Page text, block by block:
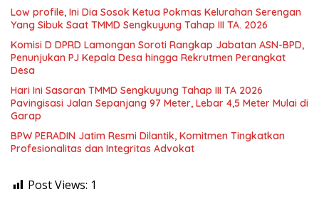
Low profile, Ini Dia Sosok Ketua Pokmas Kelurahan Serengan
Yang Sibuk Saat TMMD Sengkuyung Tahap III TA. 2026
Komisi D DPRD Lamongan Soroti Rangkap Jabatan ASN-BPD,
Penunjukan PJ Kepala Desa hingga Rekrutmen Perangkat
Desa
Hari Ini Sasaran TMMD Sengkuyung Tahap III TA 2026
Pavingisasi Jalan Sepanjang 97 Meter, Lebar 4,5 Meter Mulai di
Garap
BPW PERADIN Jatim Resmi Dilantik, Komitmen Tingkatkan
Profesionalitas dan Integritas Advokat
Post Views: 1